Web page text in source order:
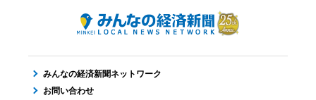
みんなの経済新聞ネットワーク
お問い合わせ